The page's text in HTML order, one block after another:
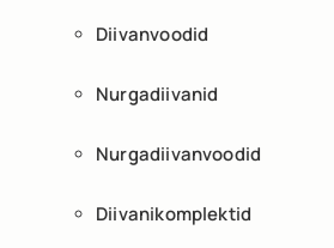
Diivanvoodid
Nurgadiivanid
Nurgadiivanvoodid
Diivanikomplektid